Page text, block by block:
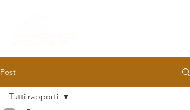
Post
Tutti rapporti